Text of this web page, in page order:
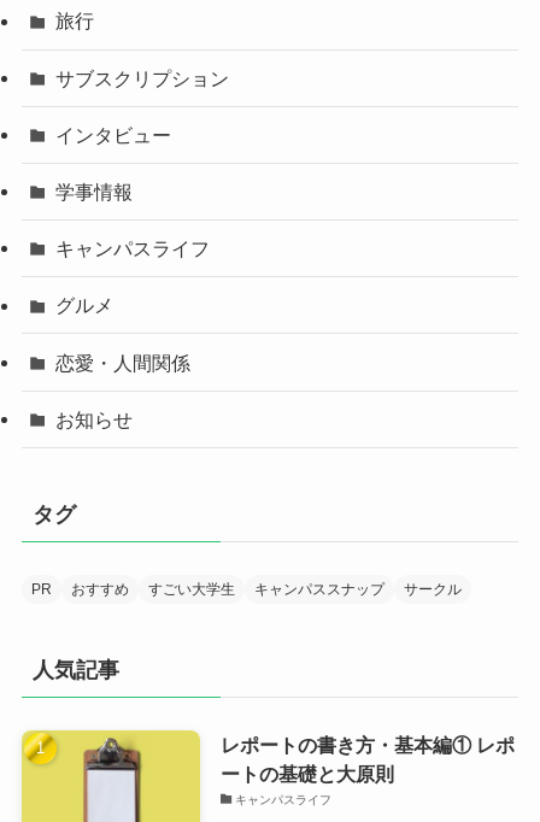
旅行
サブスクリプション
インタビュー
学事情報
キャンパスライフ
グルメ
恋愛・人間関係
お知らせ
タグ
PR おすすめ すごい大学生 キャンパススナップ サークル
人気記事
レポートの書き方・基本編① レポ
ートの基礎と大原則
キャンパスライフ